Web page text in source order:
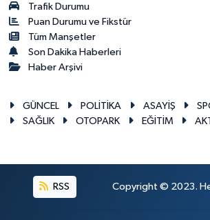
Trafik Durumu
Puan Durumu ve Fikstür
Tüm Manşetler
Son Dakika Haberleri
Haber Arşivi
GÜNCEL POLİTİKA ASAYİŞ
SAĞLIK
OTOPARK EĞİTİM
RSS Copyright © 2023. Her